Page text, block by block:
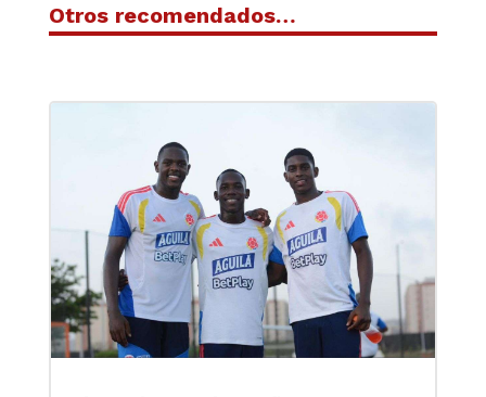
Otros recomendados…